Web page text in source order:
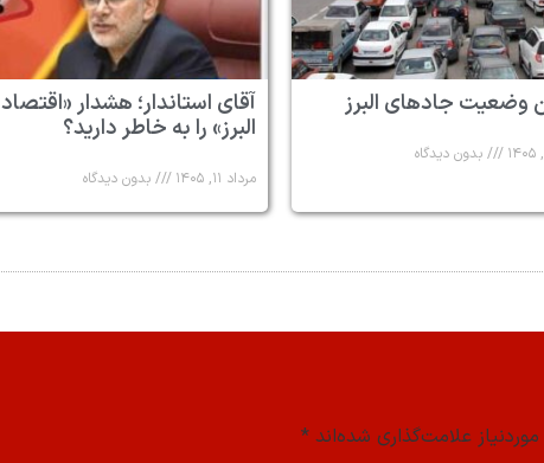
وضعیت جادهای البرز
بدون دیدگاه
آقای استاندار؛ هشدار «اقتصاد
البرز» را به خاطر دارید؟
مرداد ۱۱, ۱۴۰۵ بدون دیدگاه
علامت‌گذاری شده‌اند *